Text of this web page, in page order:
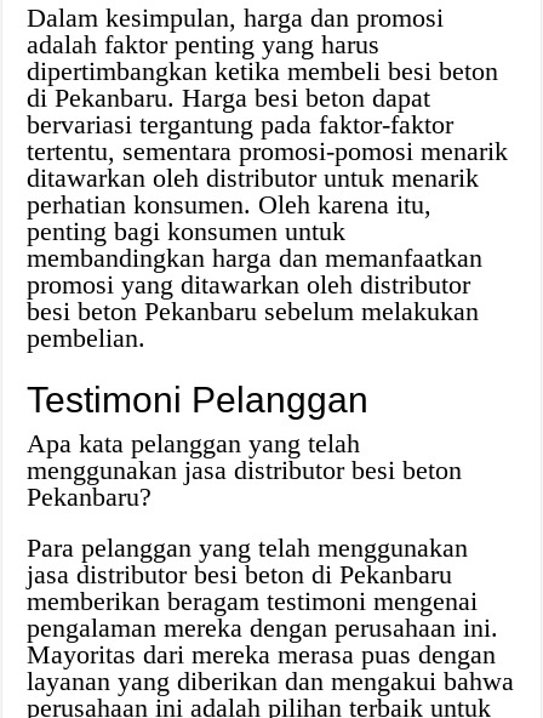
Dalam kesimpulan, harga dan promosi
adalah faktor penting yang harus
dipertimbangkan ketika membeli besi beton
di Pekanbaru. Harga besi beton dapat
bervariasi tergantung pada faktor-faktor
tertentu, sementara promosi-pomosi menarik
ditawarkan oleh distributor untuk menarik
perhatian konsumen. Oleh karena itu,
penting bagi konsumen untuk
membandingkan harga dan memanfaatkan
promosi yang ditawarkan oleh distributor
besi beton Pekanbaru sebelum melakukan
pembelian.
Testimoni Pelanggan
Apa kata pelanggan yang telah
menggunakan jasa distributor besi beton
Pekanbaru?
Para pelanggan yang telah menggunakan
jasa distributor besi beton di Pekanbaru
memberikan beragam testimoni mengenai
pengalaman mereka dengan perusahaan ini.
Mayoritas dari mereka merasa puas dengan
layanan yang diberikan dan mengakui bahwa
perusahaan ini adalah pilihan terbaik untuk